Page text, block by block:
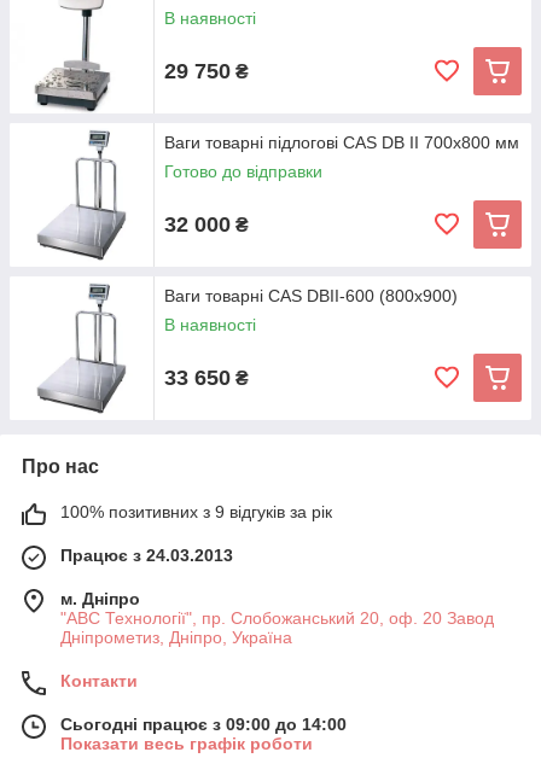
В наявності
29 750 ₴
Ваги товарні підлогові CAS DB II 700x800 мм
Готово до відправки
32 000 ₴
Ваги товарні CAS DBII-600 (800x900)
В наявності
33 650 ₴
Про нас
100% позитивних з 9 відгуків за рік
Працює з 24.03.2013
м. Дніпро
"АВС Технології", пр. Слобожанський 20, оф. 20 Завод
Дніпрометиз, Дніпро, Україна
Контакти
Сьогодні працює з 09:00 до 14:00
Показати весь графік роботи